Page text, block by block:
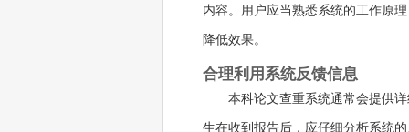
内容。用户应当熟悉系统的工作原
降低效果。
合理利用系统反馈信息
本科论文查重系统通常会提供
生在收到报告后，应仔细分析系统